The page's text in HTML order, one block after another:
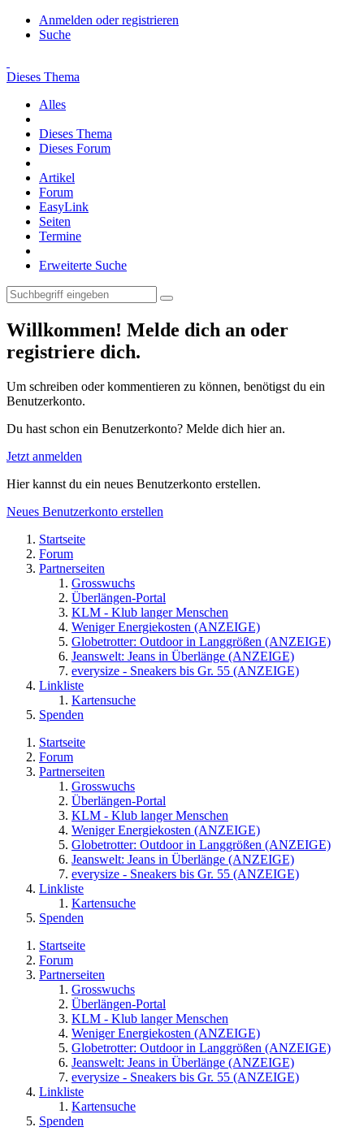
Anmelden oder registrieren
Suche
Dieses Thema
Alles
Dieses Thema
Dieses Forum
Artikel
Forum
EasyLink
Seiten
Termine
Erweiterte Suche
Willkommen! Melde dich an oder
registriere dich.
Um schreiben oder kommentieren zu können, benötigst du ein
Benutzerkonto.
Du hast schon ein Benutzerkonto? Melde dich hier an.
Jetzt anmelden
Hier kannst du ein neues Benutzerkonto erstellen.
Neues Benutzerkonto erstellen
Startseite
Forum
Partnerseiten
Grosswuchs
Überlängen-Portal
KLM - Klub langer Menschen
Weniger Energiekosten (ANZEIGE)
Globetrotter: Outdoor in Langgrößen (ANZEIGE)
Jeanswelt: Jeans in Überlänge (ANZEIGE)
everysize - Sneakers bis Gr. 55 (ANZEIGE)
Linkliste
Kartensuche
Spenden
Startseite
Forum
Partnerseiten
Grosswuchs
Überlängen-Portal
KLM - Klub langer Menschen
Weniger Energiekosten (ANZEIGE)
Globetrotter: Outdoor in Langgrößen (ANZEIGE)
Jeanswelt: Jeans in Überlänge (ANZEIGE)
everysize - Sneakers bis Gr. 55 (ANZEIGE)
Linkliste
Kartensuche
Spenden
Startseite
Forum
Partnerseiten
Grosswuchs
Überlängen-Portal
KLM - Klub langer Menschen
Weniger Energiekosten (ANZEIGE)
Globetrotter: Outdoor in Langgrößen (ANZEIGE)
Jeanswelt: Jeans in Überlänge (ANZEIGE)
everysize - Sneakers bis Gr. 55 (ANZEIGE)
Linkliste
Kartensuche
Spenden